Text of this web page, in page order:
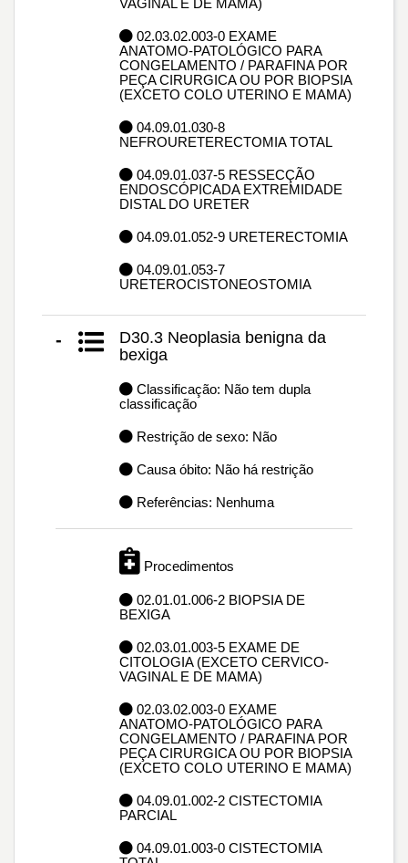
VAGINAL E DE MAMA)
02.03.02.003-0 EXAME
ANATOMO-PATOLÓGICO PARA
CONGELAMENTO / PARAFINA POR
PEÇA CIRURGICA OU POR BIOPSIA
(EXCETO COLO UTERINO E MAMA)
04.09.01.030-8
NEFROURETERECTOMIA TOTAL
04.09.01.037-5 RESSECÇÃO
ENDOSCÓPICADA EXTREMIDADE
DISTAL DO URETER
04.09.01.052-9 URETERECTOMIA
04.09.01.053-7
URETEROCISTONEOSTOMIA
-
D30.3 Neoplasia benigna da
bexiga
Classificação: Não tem dupla
classificação
Restrição de sexo: Não
Causa óbito: Não há restrição
Referências: Nenhuma
Procedimentos
02.01.01.006-2 BIOPSIA DE
BEXIGA
02.03.01.003-5 EXAME DE
CITOLOGIA (EXCETO CERVICO-
VAGINAL E DE MAMA)
02.03.02.003-0 EXAME
ANATOMO-PATOLÓGICO PARA
CONGELAMENTO / PARAFINA POR
PEÇA CIRURGICA OU POR BIOPSIA
(EXCETO COLO UTERINO E MAMA)
04.09.01.002-2 CISTECTOMIA
PARCIAL
04.09.01.003-0 CISTECTOMIA